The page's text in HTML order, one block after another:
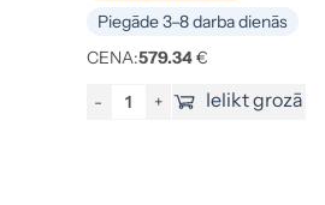
Piegāde 3–8 darba dienās
CENA:579.34€
- + Ielikt grozā